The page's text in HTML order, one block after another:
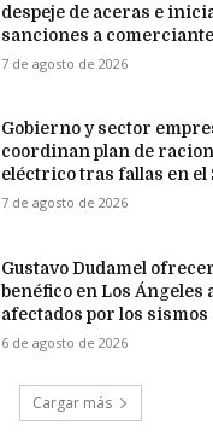
despeje de aceras e
sanciones a
7 de agosto de 2026
Gobierno y sector
coordinan plan de
eléctrico tras fallas en el
7 de agosto de 2026
Gustavo Dudamel
benéfico en Los Ángeles
afectados por los sismos
6 de agosto de 2026
Cargar más